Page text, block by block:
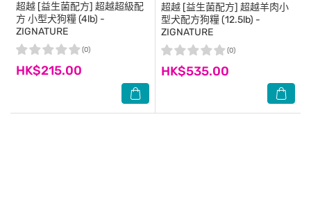
超越 [益生菌配方] 超越超級配
方 小型犬狗糧 (4lb) -
ZIGNATURE
HK$215.00
(0)
超越 [益生菌配方] 超越羊肉小
型犬配方狗糧 (12.5lb) -
ZIGNATURE
HK$535.00
(0)